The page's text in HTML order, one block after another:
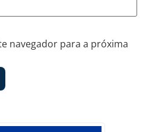
navegador para a próxima